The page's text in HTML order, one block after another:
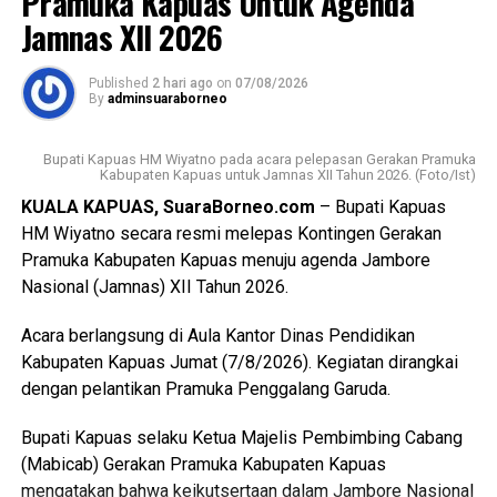
537/DISTAN Tahun 2022 tentang Penetapan KP2B LP2B
dan LCP2B.
Lebih lanjut ia menjelaskan luasan lahan pertanian pangan
berkelanjutan (LP2B) Kabupaten Kapuas adalah 38.323,62
Kemudian luasan cadangan lahan pertanian berkelanjutan
(LCP2B) Kabupaten Kapuas 22.553,37 Ha.
Meski begitu terjadi permasalahan atas kondisi lahan di
antaranya perbedaan data antar instansi perubahan
“Oleh karena itu terkait hal tersebut kami menyepakati data
final LP2B data LCP2B menyempurnakan Raperda melalui
(Ujg/SB)
Jamnas XII 2026
Published 2 hari ago on 07/08/2026
By adminsuaraborneo
Bupati Kapuas HM Wiyatno pada acara pelepasan Gerakan Pramuka
Kabupaten Kapuas untuk Jamnas XII Tahun 2026. (Foto/Ist)
KUALA KAPUAS, SuaraBorneo.com – Bupati Kapuas
HM Wiyatno secara resmi melepas Kontingen Gerakan
Pramuka Kabupaten Kapuas menuju agenda Jambore
Nasional (Jamnas) XII Tahun 2026.
Acara berlangsung di Aula Kantor Dinas Pendidikan
Kabupaten Kapuas Jumat (7/8/2026). Kegiatan dirangkai
dengan pelantikan Pramuka Penggalang Garuda.
Bupati Kapuas selaku Ketua Majelis Pembimbing Cabang
(Mabicab) Gerakan Pramuka Kabupaten Kapuas
mengatakan bahwa keikutsertaan dalam Jambore Nasional